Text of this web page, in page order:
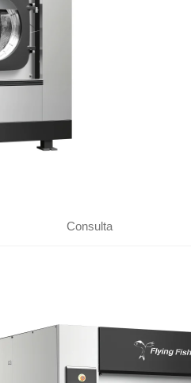
Consulta